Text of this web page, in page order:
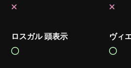
ロスガル 頭表示 ヴィ